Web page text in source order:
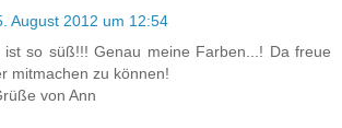
August 2012 um 12:54
ist so süß!!! Genau meine Farben...! Da freue
mitmachen zu können!
von Ann